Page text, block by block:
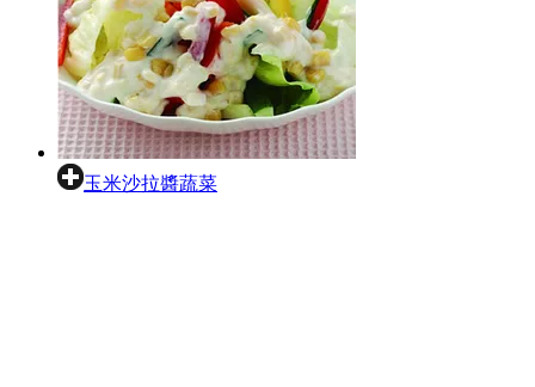
玉米沙拉醬蔬菜